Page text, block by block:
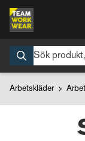
Arbetskläder